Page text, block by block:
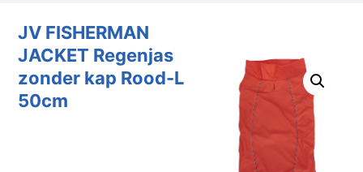
JV FISHERMAN
JACKET Regenjas
zonder kap Rood-L
50cm